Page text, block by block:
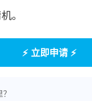
。
⚡ 立即申请 ⚡